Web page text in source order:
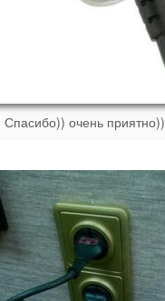
Спасибо)) очень приятно))